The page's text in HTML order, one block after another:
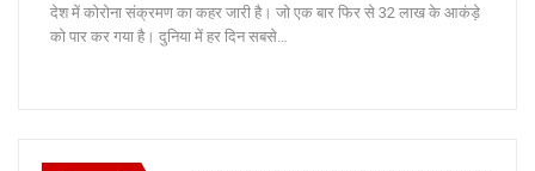
देश में कोरोना संक्रमण का कहर जारी है। जो एक बार फिर से 32 लाख के आकंड़े
को पार कर गया है। दुनिया में हर दिन सबसे…